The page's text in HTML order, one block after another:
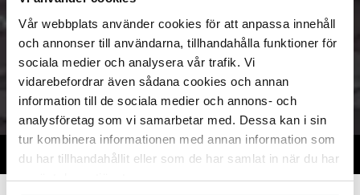
Vår webbplats använder cookies för att anpassa innehåll
och annonser till användarna, tillhandahålla funktioner för
sociala medier och analysera vår trafik. Vi
vidarebefordrar även sådana cookies och annan
information till de sociala medier och annons- och
analysföretag som vi samarbetar med. Dessa kan i sin
tur kombinera informationen med annan information som
du har tillhandahållit eller som de har samlat in när du har
använt deras tjänster.
TILL SALU VI PÅ KONTORET VÄRDERA